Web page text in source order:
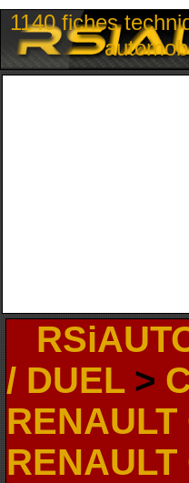
1140 fiches
/ DUEL>